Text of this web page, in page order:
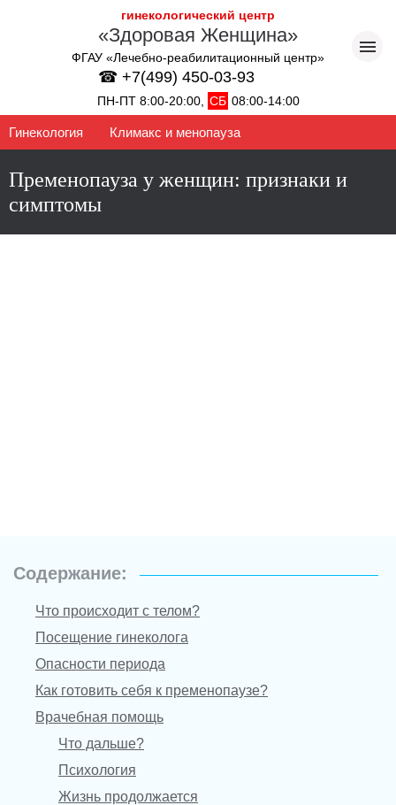
гинекологический центр
«Здоровая Женщина»
ФГАУ «Лечебно-реабилитационный центр»
☎ +7(499) 450-03-93
ПН-ПТ 8:00-20:00, СБ 08:00-14:00
Гинекология Климакс и менопауза
Пременопауза у женщин: признаки и
симптомы
Содержание:
Что происходит с телом?
Посещение гинеколога
Опасности периода
Как готовить себя к пременопаузе?
Врачебная помощь
Что дальше?
Психология
Жизнь продолжается